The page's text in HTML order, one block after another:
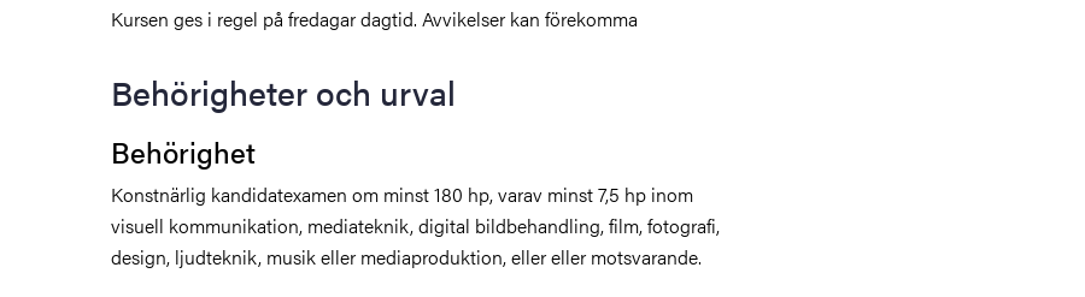
Kursen ges i regel på fredagar dagtid. Avvikelser kan förekomma
Behörigheter och urval
Behörighet
Konstnärlig kandidatexamen om minst 180 hp, varav minst 7,5 hp inom
visuell kommunikation, mediateknik, digital bildbehandling, film, fotografi,
design, ljudteknik, musik eller mediaproduktion, eller eller motsvarande.